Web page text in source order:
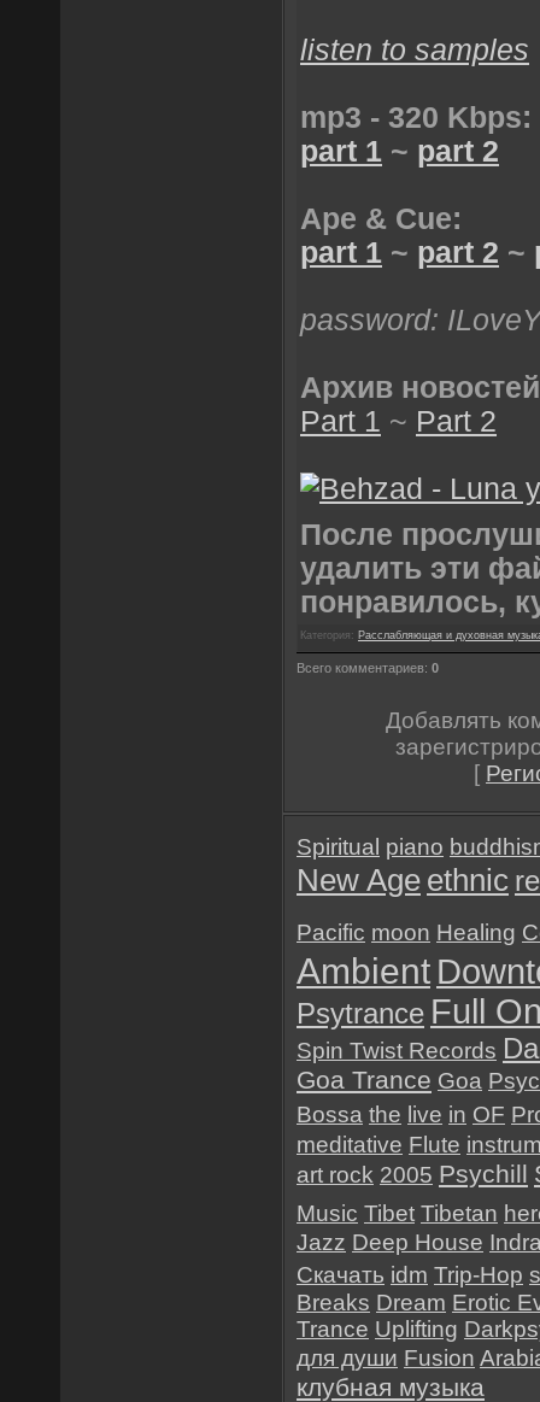
listen to samples
mp3 - 320 Kbps:
part 1 ~ part 2
Ape & Cue:
part 1 ~ part 2 ~
password:
Архив
Part 1 ~ Part 2
После
удалить эти
понравилось,
Категория: Расслабляющая и духовная
Всего комментариев: 0
Добавлять
[
Spiritual piano
New Age ethnic
Pacific moon Healing
Ambient
Psytrance Full
Spin Twist Records
Goa Trance Goa
Bossa the live in OF
meditative Flute
art rock 2005 Psychill
Music Tibet Tibetan
Jazz Deep House
Скачать idm Trip-Hop
Breaks Dream Erotic
Trance Uplifting
для души Fusion
клубная музыка